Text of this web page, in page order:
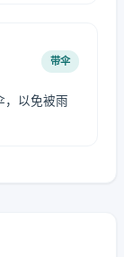
带伞
，以免被雨